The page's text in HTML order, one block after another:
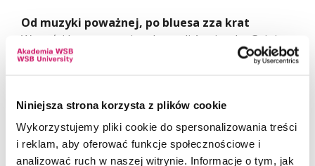
Niniejsza strona korzysta z plików cookie
Wykorzystujemy pliki cookie do spersonalizowania treści
i reklam, aby oferować funkcje społecznościowe i
analizować ruch w naszej witrynie. Informacje o tym, jak
Od muzyki poważnej, po bluesa zza krat
W części koncertowej zachwycali Agnieszka Gajgier-
Otręba, pierwsza flecistka Filharmonii Zabrzańskiej,
wykonali artyści Filharmonii im. Karola
Szymanowskiego w Krakowie - sopranistka
Magdalena Drozd i kwartet smyczkowy.